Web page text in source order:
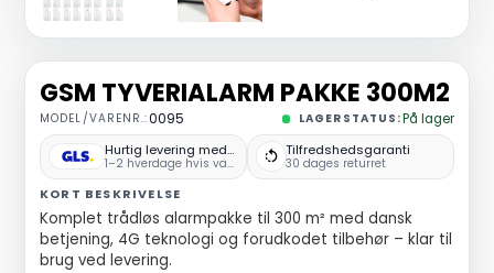
GSM TYVERIALARM PAKKE 300M2
MODEL/VARENR.:0095 LAGERSTATUS:På lager
Hurtig levering med GLS
1–2 hverdage hvis varen er på lager
Tilfredshedsgaranti
30 dages returret
KORT BESKRIVELSE
Komplet trådløs alarmpakke til 300 m² med dansk
betjening, 4G teknologi og forudkodet tilbehør – klar til
brug ved levering.